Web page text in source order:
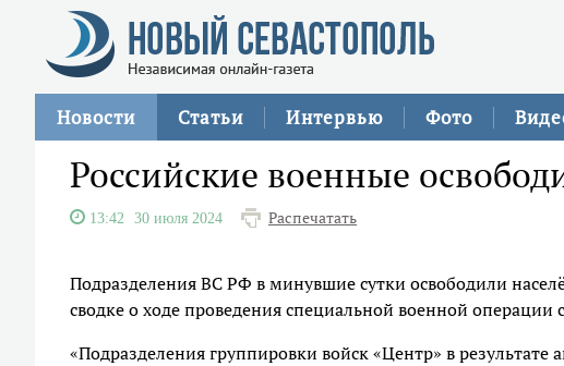
Новости Статьи Интервью Фото
Российские военные
13:42 30 июля 2024 Распечатать
Подразделения ВС РФ в минувшие сутки освободили
сводке о ходе проведения специальной военной
«Подразделения группировки войск «Центр» в